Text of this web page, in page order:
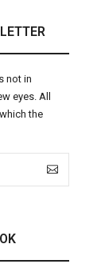
not in
eyes. All
the